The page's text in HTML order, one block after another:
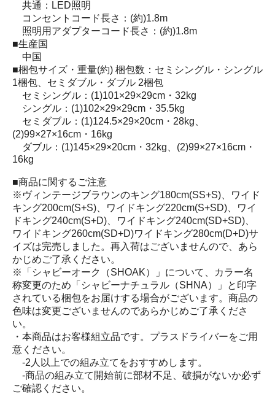
共通：LED照明
コンセントコード長さ：(約)1.8m
照明用アダプターコード長さ：(約)1.8m
■生産国
中国
■梱包サイズ・重量(約) 梱包数：セミシングル・シングル
1梱包、セミダブル・ダブル 2梱包
セミシングル：(1)101×29×29cm・32kg
シングル：(1)102×29×29cm・35.5kg
セミダブル：(1)124.5×29×20cm・28kg、
(2)99×27×16cm・16kg
ダブル：(1)145×29×20cm・32kg、(2)99×27×16cm・
16kg
■商品に関するご注意
※ヴィンテージブラウンのキング180cm(SS+S)、ワイド
キング200cm(S+S)、ワイドキング220cm(S+SD)、ワイ
ドキング240cm(S+D)、ワイドキング240cm(SD+SD)、
ワイドキング260cm(SD+D)ワイドキング280cm(D+D)サ
イズは完売しました。再入荷はございませんので、あら
かじめご了承ください。
※「シャビーオーク（SHOAK）」について、カラー名
称変更のため「シャビーナチュラル（SHNA）」と印字
されている梱包をお届けする場合がございます。商品の
色味は変更ございませんのであらかじめご了承くださ
い。
・本商品はお客様組立品です。プラスドライバーをご用
意ください。
‐2人以上での組み立てをおすすめします。
‐商品の組み立て開始前に部材不足、破損がないか必ず
ご確認ください。